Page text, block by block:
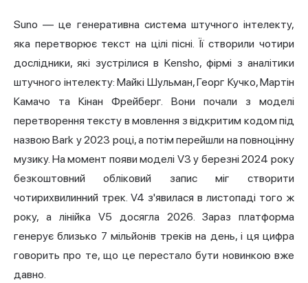
Suno — це генеративна система штучного інтелекту,
яка перетворює текст на цілі пісні. Її створили чотири
дослідники, які зустрілися в Kensho, фірмі з аналітики
штучного інтелекту: Майкі Шульман, Георг Кучко, Мартін
Камачо та Кінан Фрейберг. Вони почали з моделі
перетворення тексту в мовлення з відкритим кодом під
назвою Bark у 2023 році, а потім перейшли на повноцінну
музику. На момент появи моделі V3 у березні 2024 року
безкоштовний обліковий запис міг створити
чотирихвилинний трек. V4 з'явилася в листопаді того ж
року, а лінійка V5 досягла 2026. Зараз платформа
генерує близько 7 мільйонів треків на день, і ця цифра
говорить про те, що це перестало бути новинкою вже
давно.